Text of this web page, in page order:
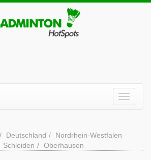
Deutschland
Nordrhein-Westfalen
Schleiden Oberhausen